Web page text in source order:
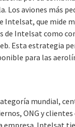
Los aviones más
Intelsat, que
de Intelsat como
Esta estrategia
para las
mundial,
ONG y